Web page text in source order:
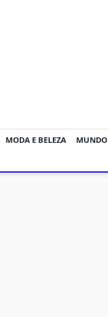
MODA E BELEZA
MUNDO